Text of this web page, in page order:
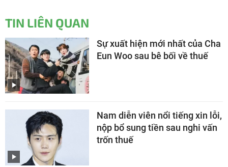
TIN LIÊN QUAN
Sự xuất hiện mới nhất của Cha
Eun Woo sau bê bối về thuế
Nam diễn viên nổi tiếng xin lỗi,
nộp bổ sung tiền sau nghi vấn
trốn thuế